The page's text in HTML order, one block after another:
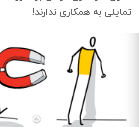
تمایلی به همکاری ندارند!